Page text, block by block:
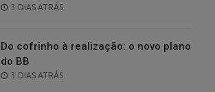
POSTED
3 DIAS ATRÁS
Do cofrinho à realização: o novo plano
do BB
POSTED
3 DIAS ATRÁS